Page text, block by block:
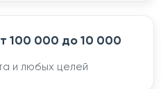
100 000 до 10 000
и любых целей